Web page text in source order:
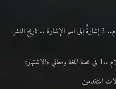
رأي في لغة المسيح الموعود عليه السلام.. 2 إشارةٌ إلى اسم الإشارة .. تاريخ النشر:
المتقدمين